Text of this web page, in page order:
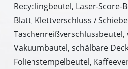
Recyclingbeutel, Laser-Score-
Blatt, Klettverschluss /
Vakuumbautel, schälbare
Folienstempelbeutel,